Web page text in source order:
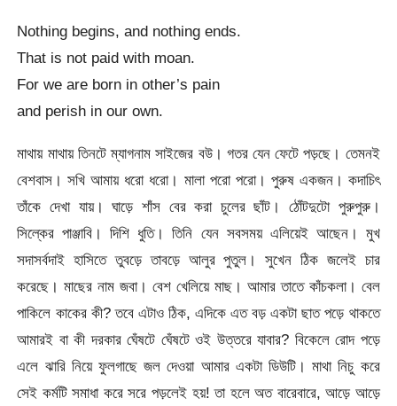
Nothing begins, and nothing ends.
That is not paid with moan.
For we are born in other’s pain
and perish in our own.
মাথায় মাথায় তিনটে ম্যাগনাম সাইজের বউ। গতর যেন ফেটে পড়ছে। তেমনই
বেশবাস। সখি আমায় ধরো ধরো। মালা পরো পরো। পুরুষ একজন। কদাচিৎ
তাঁকে দেখা যায়। ঘাড়ে শাঁস বের করা চুলের ছাঁট। ঠোঁটদুটো পুরুপুরু।
সিল্কের পাঞ্জাবি। দিশি ধুতি। তিনি যেন সবসময় এলিয়েই আছেন। মুখ
সদাসর্বদাই হাসিতে তুবড়ে তাবড়ে আলুর পুতুল। সুখেন ঠিক জলেই চার
করেছে। মাছের নাম জবা। বেশ খেলিয়ে মাছ। আমার তাতে কাঁচকলা। বেল
পাকিলে কাকের কী? তবে এটাও ঠিক, এদিকে এত বড় একটা ছাত পড়ে থাকতে
আমারই বা কী দরকার ঘেঁষটে ঘেঁষটে ওই উত্তরে যাবার? বিকেলে রোদ পড়ে
এলে ঝারি নিয়ে ফুলগাছে জল দেওয়া আমার একটা ডিউটি। মাথা নিচু করে
সেই কর্মটি সমাধা করে সরে পড়লেই হয়! তা হলে অত বারেবারে, আড়ে আড়ে